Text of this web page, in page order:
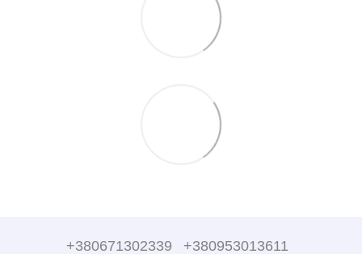
+380671302339 +380953013611